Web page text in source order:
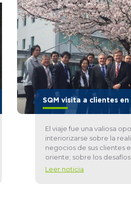
SQM visita a clientes en
El viaje fue una valiosa
interiorizarse sobre la
negocios de sus clientes
oriente; sobre los desafíos
Leer noticia